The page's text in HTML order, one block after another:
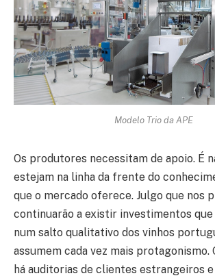
Modelo Trio da APE
Os produtores necessitam de apoio. É
estejam na linha da frente do
que o mercado oferece. Julgo que nos
continuarão a existir investimentos
num salto qualitativo dos vinhos
assumem cada vez mais protagonismo.
há auditorias de clientes estrangeiros